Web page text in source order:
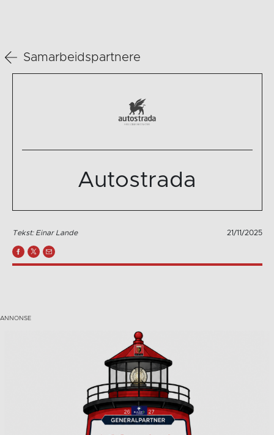
Samarbeidspartnere
Autostrada
Tekst: Einar Lande 21/11/2025